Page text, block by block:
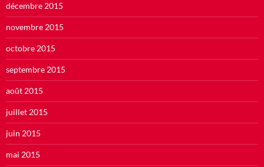
décembre 2015
novembre 2015
octobre 2015
septembre 2015
août 2015
juillet 2015
juin 2015
mai 2015